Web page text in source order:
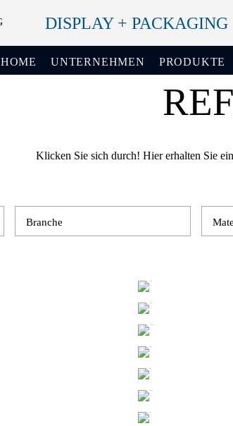
DISPLAY + PACKAGING
HOME UNTERNEHMEN PRODUKTE
Klicken Sie sich durch! Hier erhalten Sie
Branche